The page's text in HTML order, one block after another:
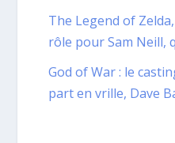
The Legend of
rôle pour Sam Neill,
God of War : le
part en vrille, Dave